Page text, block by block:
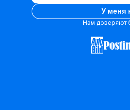
кодВвести VIN-код
У меня
Нам доверяют